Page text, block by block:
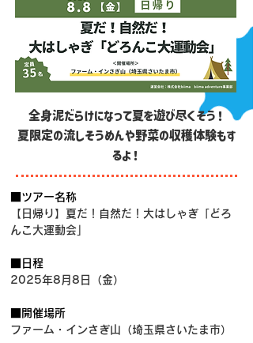
全身泥だらけになって夏を遊び尽くそう！
夏限定の流しそうめんや野菜の収穫体験もす
るよ！
■ツアー名称
【日帰り】夏だ！自然だ！大はしゃぎ「どろ
んこ大運動会」
■日程
2025年8月8日（金）
■開催場所
ファーム・インさぎ山（埼玉県さいたま市）